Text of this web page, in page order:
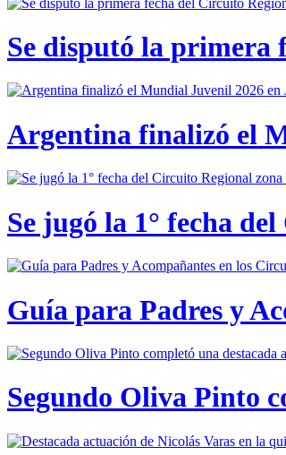
Se disputó la primera
Argentina finalizó el
Se jugó la 1° fecha
Guía para Padres y
Segundo Oliva Pinto